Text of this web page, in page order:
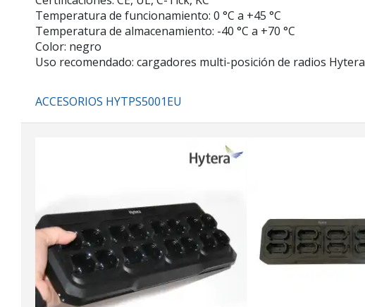
Temperatura de funcionamiento: 0 °C a +45 °C
Temperatura de almacenamiento: -40 °C a +70 °C
Color: negro
Uso recomendado: cargadores multi-posición de radios Hytera
ACCESORIOS HYTPS5001EU